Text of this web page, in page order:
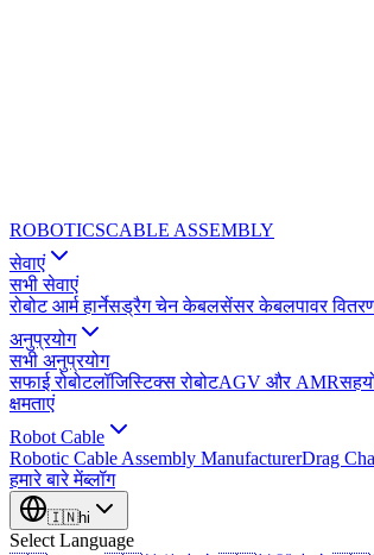
ROBOTICSCABLE ASSEMBLY
सेवाएं
सभी सेवाएं
रोबोट आर्म हार्नेसड्रैग चेन केबलसेंसर केबलपावर
अनुप्रयोग
सभी अनुप्रयोग
सफाई रोबोटलॉजिस्टिक्स रोबोटAGV और AMR
क्षमताएं
Robot Cable
Robotic Cable Assembly ManufacturerDrag
हमारे बारे मेंब्लॉग
🇮🇳hi
Select Language